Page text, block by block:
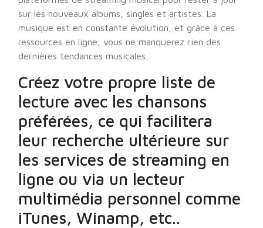
sur les nouveaux albums, singles et artistes. La
musique est en constante évolution, et grâce à ces
ressources en ligne, vous ne manquerez rien des
dernières tendances musicales.
Créez votre propre liste de
lecture avec les chansons
préférées, ce qui facilitera
leur recherche ultérieure sur
les services de streaming en
ligne ou via un lecteur
multimédia personnel comme
iTunes, Winamp, etc..